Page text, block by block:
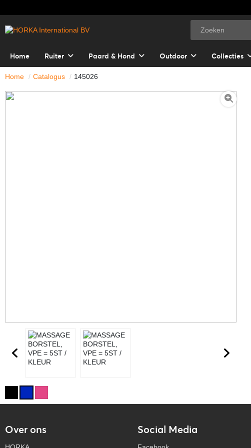
Home Ruiter Paard & Hond Outdoor Collecties
Home Catalogus 145026
Over ons Social Media